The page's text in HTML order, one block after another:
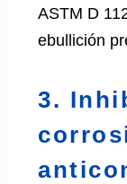
ASTM D
ebullición
3.